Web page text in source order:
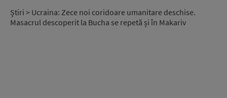
Știri > Ucraina: Zece noi coridoare umanitare deschise.
Masacrul descoperit la Bucha se repetă și în Makariv
RADIO